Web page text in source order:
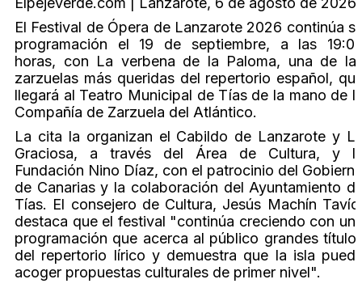
El Festival de Ópera de Lanzarote 2026 continúa
programación el 19 de septiembre, a las
horas, con La verbena de la Paloma, una de
zarzuelas más queridas del repertorio español,
llegará al Teatro Municipal de Tías de la mano de
Compañía de Zarzuela del Atlántico.
La cita la organizan el Cabildo de Lanzarote y
Graciosa, a través del Área de Cultura, y
Fundación Nino Díaz, con el patrocinio del
de Canarias y la colaboración del Ayuntamiento
Tías. El consejero de Cultura, Jesús Machín
destaca que el festival "continúa creciendo con
programación que acerca al público grandes
del repertorio lírico y demuestra que la isla
acoger propuestas culturales de primer nivel".